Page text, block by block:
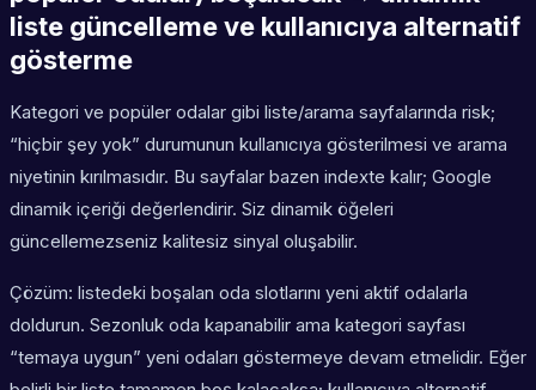
liste güncelleme ve kullanıcıya alternatif
gösterme
Kategori ve popüler odalar gibi liste/arama sayfalarında risk;
“hiçbir şey yok” durumunun kullanıcıya gösterilmesi ve arama
niyetinin kırılmasıdır. Bu sayfalar bazen indexte kalır; Google
dinamik içeriği değerlendirir. Siz dinamik öğeleri
güncellemezseniz kalitesiz sinyal oluşabilir.
Çözüm: listedeki boşalan oda slotlarını yeni aktif odalarla
doldurun. Sezonluk oda kapanabilir ama kategori sayfası
“temaya uygun” yeni odaları göstermeye devam etmelidir. Eğer